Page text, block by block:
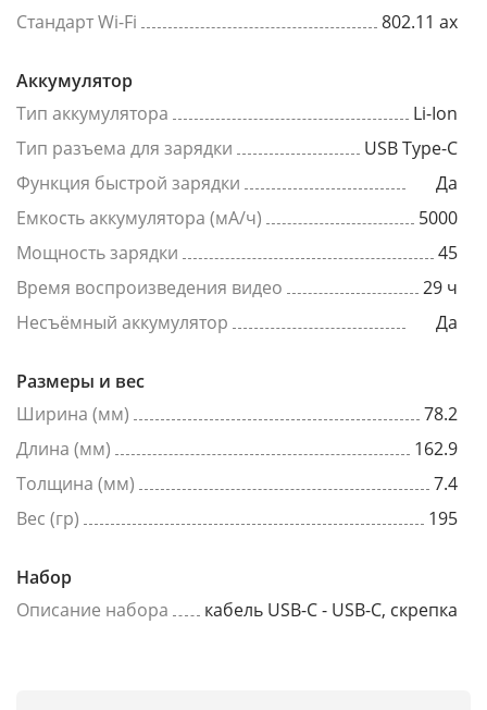
Стандарт Wi-Fi
802.11 ax
Аккумулятор
Тип аккумулятора
Li-Ion
Тип разъема для зарядки
USB Type-C
Функция быстрой зарядки
Да
Емкость аккумулятора (мА/ч)
5000
Мощность зарядки
45
Время воспроизведения видео
29 ч
Несъёмный аккумулятор
Да
Размеры и вес
Ширина (мм)
78.2
Длина (мм)
162.9
Толщина (мм)
7.4
Вес (гр)
195
Набор
Описание набора
кабель USB-C - USB-C, скрепка